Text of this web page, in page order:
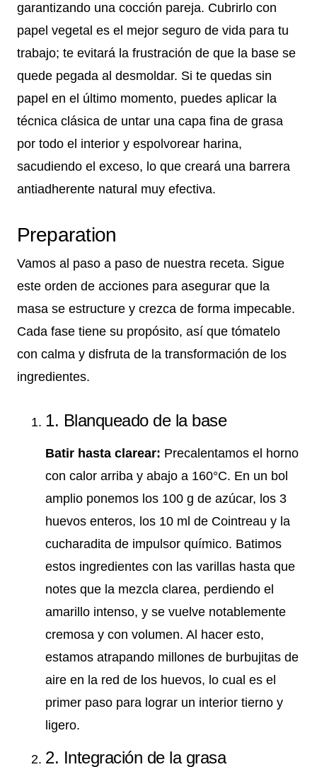
garantizando una cocción pareja. Cubrirlo con
papel vegetal es el mejor seguro de vida para tu
trabajo; te evitará la frustración de que la base se
quede pegada al desmoldar. Si te quedas sin
papel en el último momento, puedes aplicar la
técnica clásica de untar una capa fina de grasa
por todo el interior y espolvorear harina,
sacudiendo el exceso, lo que creará una barrera
antiadherente natural muy efectiva.
Preparation
Vamos al paso a paso de nuestra receta. Sigue
este orden de acciones para asegurar que la
masa se estructure y crezca de forma impecable.
Cada fase tiene su propósito, así que tómatelo
con calma y disfruta de la transformación de los
ingredientes.
1. Blanqueado de la base
Batir hasta clarear: Precalentamos el horno
con calor arriba y abajo a 160°C. En un bol
amplio ponemos los 100 g de azúcar, los 3
huevos enteros, los 10 ml de Cointreau y la
cucharadita de impulsor químico. Batimos
estos ingredientes con las varillas hasta que
notes que la mezcla clarea, perdiendo el
amarillo intenso, y se vuelve notablemente
cremosa y con volumen. Al hacer esto,
estamos atrapando millones de burbujitas de
aire en la red de los huevos, lo cual es el
primer paso para lograr un interior tierno y
ligero.
2. Integración de la grasa